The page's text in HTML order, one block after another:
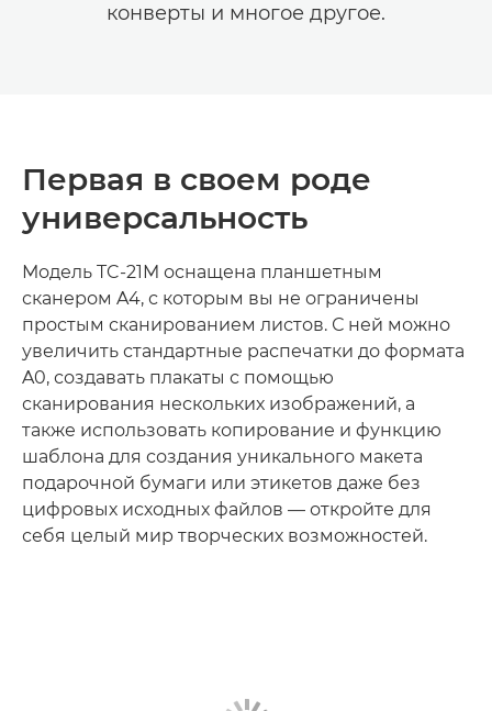
конверты и многое другое.
Первая в своем роде
универсальность
Модель TC-21M оснащена планшетным
сканером A4, с которым вы не ограничены
простым сканированием листов. С ней можно
увеличить стандартные распечатки до формата
A0, создавать плакаты с помощью
сканирования нескольких изображений, а
также использовать копирование и функцию
шаблона для создания уникального макета
подарочной бумаги или этикетов даже без
цифровых исходных файлов — откройте для
себя целый мир творческих возможностей.